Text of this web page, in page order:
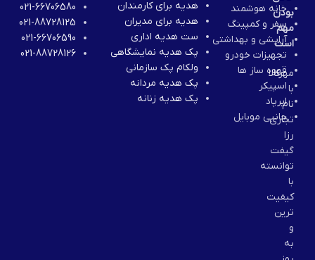
بودن
مهم
است
مهرکالا
با
نام
تجاری
رزا
گیفت
توانسته
با
کیفیت
ترین
و
به
خانه هوشمند
سفر و کمپینگ
آرایشی و بهداشتی
تجهیزات خودرو
قهوه ساز ها
اسپیکر
ایرپاد
جانبی موبایل
هدیه برای کارمندان
هدیه برای مدیران
ست هدیه اداری
پک هدیه نمایشگاهی
ولکام پک سازمانی
پک هدیه مردانه
پک هدیه زنانه
021-66706580
021-88728125
021-66706590
021-88728126